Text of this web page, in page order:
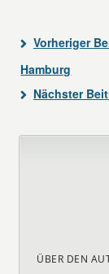
Vorheriger
Hamburg
Nächster
ÜBER DEN